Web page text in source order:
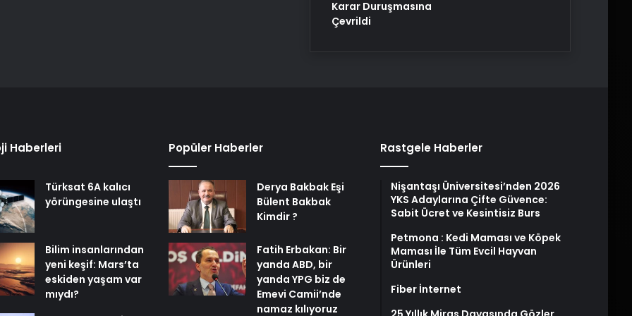
Karar Duruşmasına
Çevrildi
Haberleri
Türksat 6A kalıcı
yörüngesine ulaştı
Bilim insanlarından
yeni keşif: Mars’ta
eskiden yaşam var
mıydı?
Popüler Haberler
Derya Bakbak Eşi
Bülent Bakbak
Kimdir ?
Fatih Erbakan: Bir
yanda ABD, bir
yanda YPG biz de
Emevi Camii’nde
namaz kılıyoruz
Rastgele Haberler
Nişantaşı Üniversitesi’nden 2026
YKS Adaylarına Çifte Güvence:
Sabit Ücret ve Kesintisiz Burs
Petmona : Kedi Maması ve Köpek
Maması İle Tüm Evcil Hayvan
Ürünleri
Fiber İnternet